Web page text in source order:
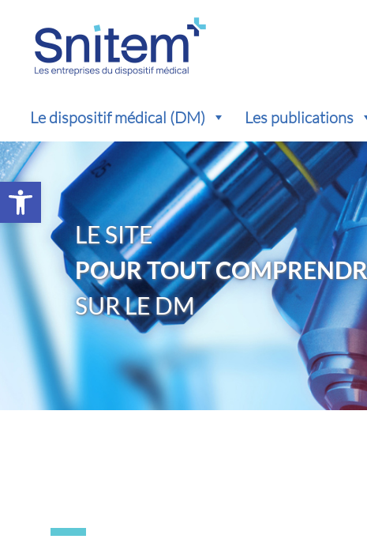
Ouvrir la barre d’outils
Le dispositif médical (DM) Les publications
LE SITE
POUR TOUT
SUR LE DM